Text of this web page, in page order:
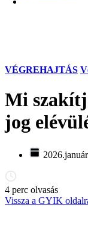
VÉGREHAJTÁS
Mi
jog
4 perc olvasás
Vissza a GYIK